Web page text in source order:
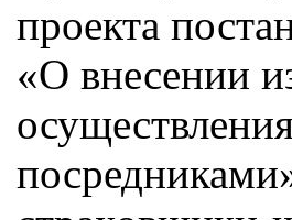
проекта
«О внесении